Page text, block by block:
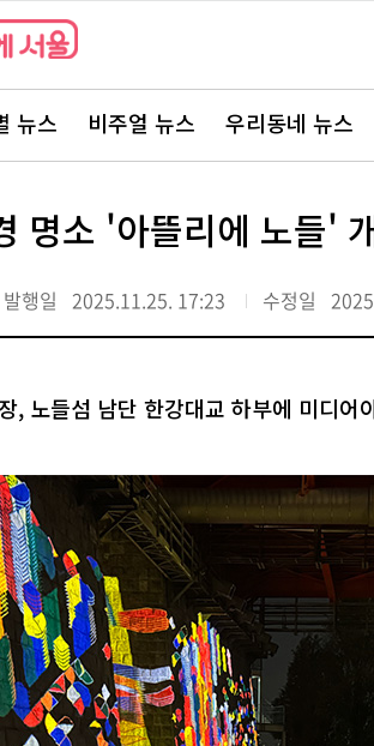
뉴스 비주얼 뉴스 우리동네 뉴스
명소 '아뜰리에 노들'
발행일 2025.11.25. 17:23 수정일
, 노들섬 남단 한강대교 하부에 미디어